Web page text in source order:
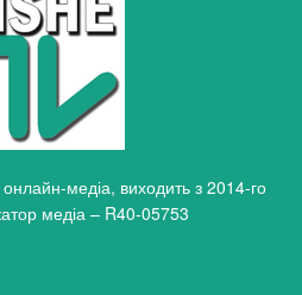
медіа, виходить з 2014-го
медіа – R40-05753